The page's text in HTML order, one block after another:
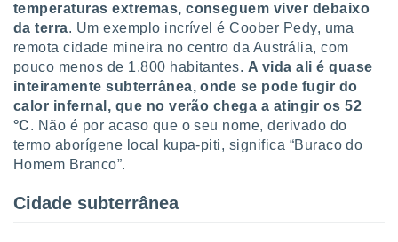
navegação
não
cookies
o
ou
temperaturas extremas, conseguem viver debaixo
da terra. Um exemplo incrível é Coober Pedy, uma
remota cidade mineira no centro da Austrália, com
pouco menos de 1.800 habitantes. A vida ali é quase
inteiramente subterrânea, onde se pode fugir do
calor infernal, que no verão chega a atingir os 52
°C. Não é por acaso que o seu nome, derivado do
termo aborígene local kupa-piti, significa “Buraco do
Homem Branco”.
Cidade subterrânea